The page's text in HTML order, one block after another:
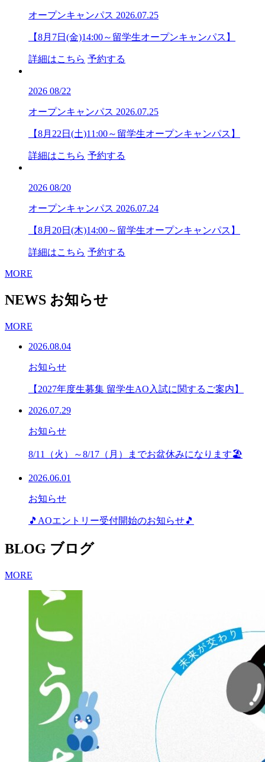
オープンキャンパス 2026.07.25
【8月7日(金)14:00～留学生オープンキャンパス】
詳細はこちら 予約する
2026 08/22
オープンキャンパス 2026.07.25
【8月22日(土)11:00～留学生オープンキャンパス】
詳細はこちら 予約する
2026 08/20
オープンキャンパス 2026.07.24
【8月20日(木)14:00～留学生オープンキャンパス】
詳細はこちら 予約する
MORE
NEWS お知らせ
MORE
2026.08.04
お知らせ
【2027年度生募集 留学生AO入試に関するご案内】
2026.07.29
お知らせ
8/11（火）～8/17（月）までお盆休みになります🏖
2026.06.01
お知らせ
🎵AOエントリー受付開始のお知らせ🎵
BLOG ブログ
MORE